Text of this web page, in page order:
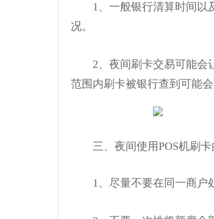
1、一般银行清算时间以及
况。
2、夜间刷卡交易可能会让
范围内刷卡被银行查到可能会
三、夜间使用POS机刷卡
1、尽量不要在同一商户处